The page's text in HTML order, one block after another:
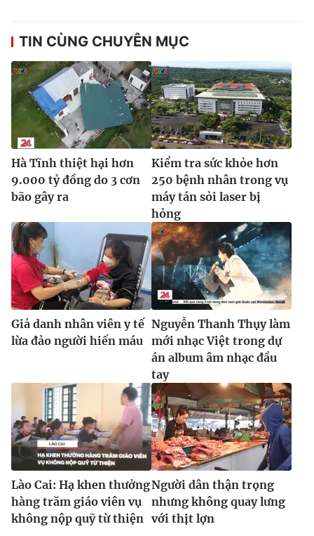
Ðiện thoại Thời báo VTV:024.66 897 897
Email:toasoan@vtv.vn
Liên hệ quảng cáo:024-7300.7108
® Cấm sao chép dưới mọi hình thức nếu không có sự chấp
thuận bằng văn bản. Ghi rõ nguồn VTV.vn khi phát hành lại
thông tin từ website này.
TIN CÙNG CHUYÊN MỤC
Hà Tĩnh thiệt hại hơn
9.000 tỷ đồng do 3 cơn
bão gây ra
Kiểm tra sức khỏe hơn
250 bệnh nhân trong vụ
máy tán sỏi laser bị
hỏng
Giả danh nhân viên y tế
lừa đảo người hiến máu
Nguyễn Thanh Thụy làm
mới nhạc Việt trong dự
án album âm nhạc đầu
tay
Lào Cai: Hạ khen thưởng
hàng trăm giáo viên vụ
không nộp quỹ từ thiện
Người dân thận trọng
nhưng không quay lưng
với thịt lợn